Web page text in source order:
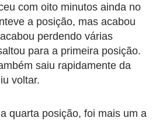
com oito minutos ainda no
a posição, mas acabou
perdendo várias
para a primeira posição.
saiu rapidamente da
voltar.
quarta posição, foi mais um a